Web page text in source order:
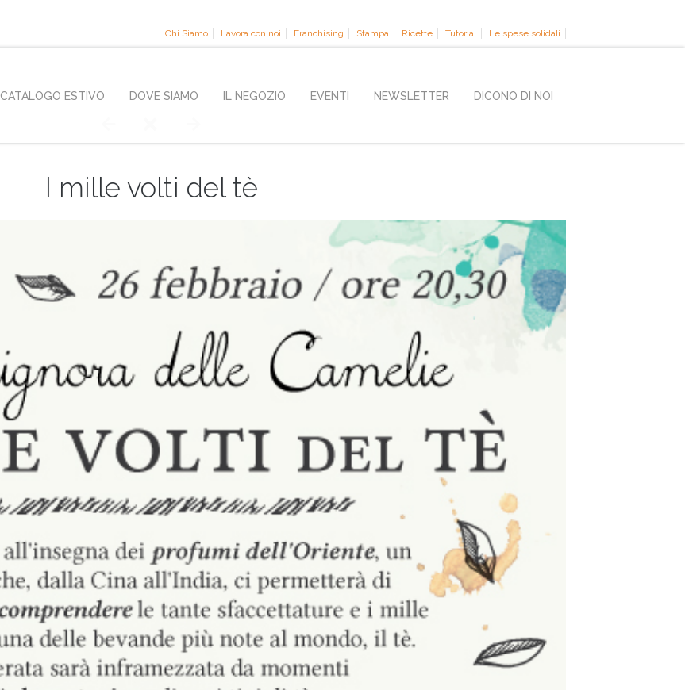
Chi Siamo Lavora con noi Franchising Stampa Ricette Tutorial Le spese solidali
CATALOGO ESTIVO DOVE SIAMO IL NEGOZIO EVENTI NEWSLETTER DICONO DI NOI
I mille volti del tè